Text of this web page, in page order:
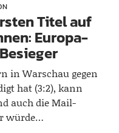
Titel auf
Europa-
in Warschau gegen
hat (3:2), kann
auch die Mail-
würde…